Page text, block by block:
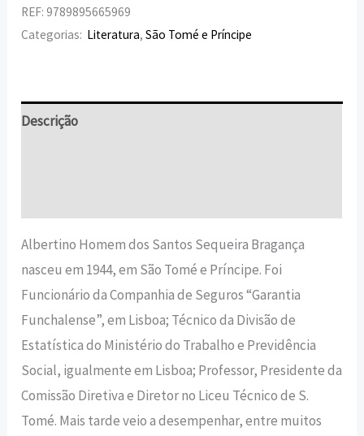
REF:9789895665969
Categorias: Literatura,São Tomé e Príncipe
Descrição
Albertino Homem dos Santos Sequeira Bragança
nasceu em 1944, em São Tomé e Príncipe. Foi
Funcionário da Companhia de Seguros “Garantia
Funchalense”, em Lisboa; Técnico da Divisão de
Estatística do Ministério do Trabalho e Previdência
Social, igualmente em Lisboa; Professor, Presidente da
Comissão Diretiva e Diretor no Liceu Técnico de S.
Tomé. Mais tarde veio a desempenhar, entre muitos